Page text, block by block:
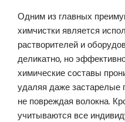
Одним из главных
химчистки является
растворителей и
деликатно, но
химические составы
удаляя даже застарелые
не повреждая волокна.
учитываются все